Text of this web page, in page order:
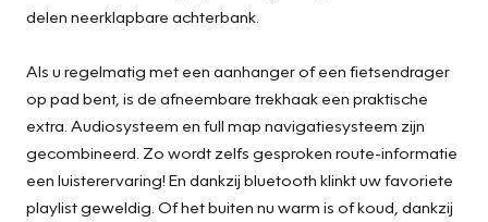
delen neerklapbare achterbank.
Als u regelmatig met een aanhanger of een fietsendrager
op pad bent, is de afneembare trekhaak een praktische
extra. Audiosysteem en full map navigatiesysteem zijn
gecombineerd. Zo wordt zelfs gesproken route-informatie
een luisterervaring! En dankzij bluetooth klinkt uw favoriete
playlist geweldig. Of het buiten nu warm is of koud, dankzij